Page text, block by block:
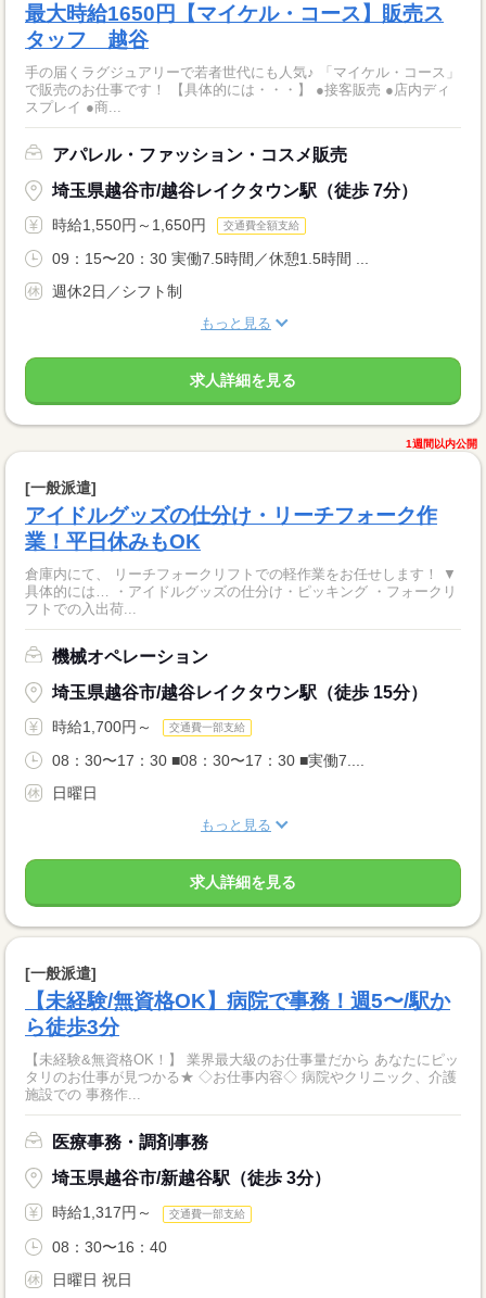
最大時給1650円【マイケル・コース】販売ス
タッフ 越谷
手の届くラグジュアリーで若者世代にも人気♪ 「マイケル・コース」
で販売のお仕事です！ 【具体的には・・・】 ●接客販売 ●店内ディ
スプレイ ●商...
アパレル・ファッション・コスメ販売
埼玉県越谷市/越谷レイクタウン駅（徒歩 7分）
時給1,550円～1,650円 交通費全額支給
09：15〜20：30 実働7.5時間／休憩1.5時間 ...
週休2日／シフト制
もっと見る
求人詳細を見る
1週間以内公開
[一般派遣]
アイドルグッズの仕分け・リーチフォーク作
業！平日休みもOK
倉庫内にて、 リーチフォークリフトでの軽作業をお任せします！ ▼
具体的には… ・アイドルグッズの仕分け・ピッキング ・フォークリ
フトでの入出荷...
機械オペレーション
埼玉県越谷市/越谷レイクタウン駅（徒歩 15分）
時給1,700円～ 交通費一部支給
08：30〜17：30 ■08：30〜17：30 ■実働7....
日曜日
もっと見る
求人詳細を見る
[一般派遣]
【未経験/無資格OK】病院で事務！週5〜/駅か
ら徒歩3分
【未経験&無資格OK！】 業界最大級のお仕事量だから あなたにピッ
タリのお仕事が見つかる★ ◇お仕事内容◇ 病院やクリニック、介護
施設での 事務作...
医療事務・調剤事務
埼玉県越谷市/新越谷駅（徒歩 3分）
時給1,317円～ 交通費一部支給
08：30〜16：40
日曜日 祝日